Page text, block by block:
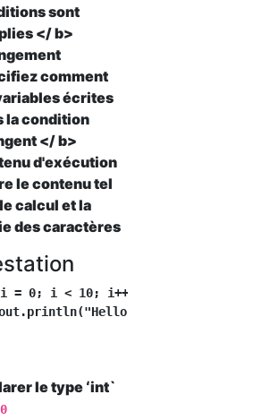
sont
</ b>
comment
écrites
la condition
</ b>
d'exécution
le contenu tel
calcul et la
des caractères
= 0; i < 10; i++) {
le type ʻint`